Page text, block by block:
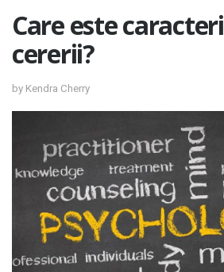
Care este
cererii?
by Kendra Cherry